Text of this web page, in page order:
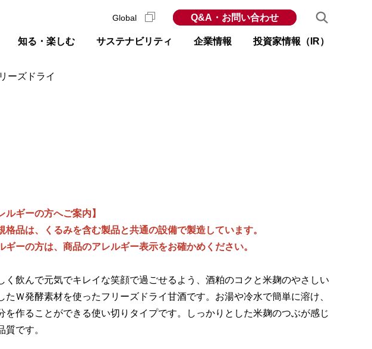
知る・楽しむ サステナビリティ 企業情報 投資家情報（IR）
Global Q&A・お問い合わせ
ーズドライ
ルギーの方へご案内】
品は、くるみを含む製品と共通の設備で製造しています。
ギーの方は、商品のアレルギー表示をお確かめください。
く飲んで元気でキレイな笑顔で過ごせるよう、酒粕のコクと米麹のやさしい
たＷ発酵素材を使ったフリーズドライ甘酒です。お湯や冷水で簡単に溶け、
を作ることができる使い切りタイプです。しっかりとした米麹のつぶが感じ
質です。